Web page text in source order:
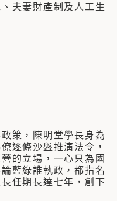
夫妻財產制及人工生
策，陳明堂學長身為
逐條沙盤推演法令，
的立場，一心只為國
藍綠誰執政，都指名
任期長達七年，創下